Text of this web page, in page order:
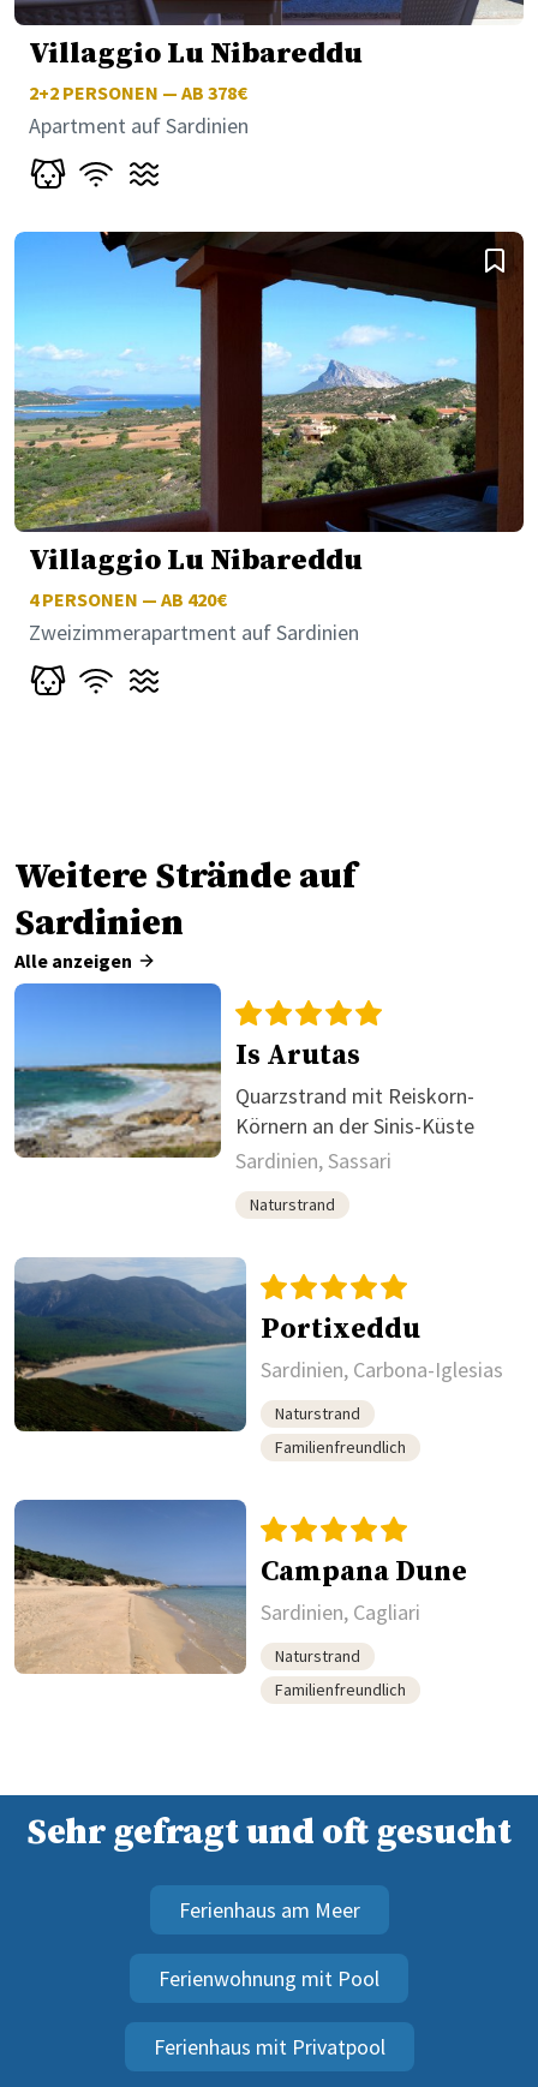
Villaggio Lu Nibareddu
2+2 PERSONEN — AB 378€
Apartment auf Sardinien
Villaggio Lu Nibareddu
4PERSONEN — AB 420€
Zweizimmerapartment auf Sardinien
Weitere Strände auf
Sardinien
Alle anzeigen
Is Arutas
Quarzstrand mit Reiskorn-
Körnern an der Sinis-Küste
Sardinien, Sassari
Naturstrand
Portixeddu
Sardinien, Carbona-Iglesias
Naturstrand
Familienfreundlich
Campana Dune
Sardinien, Cagliari
Naturstrand
Familienfreundlich
Sehr gefragt und oft gesucht
Ferienhaus am Meer
Ferienwohnung mit Pool
Ferienhaus mit Privatpool